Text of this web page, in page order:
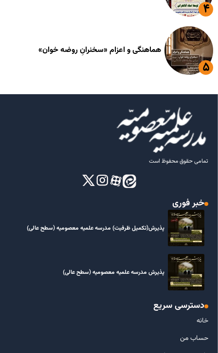
هماهنگی و اعزام «سخنرانِ روضه خوان»
تمامی حقوق محفوظ است
خبر فوری
پذیرش(تکمیل ظرفیت) مدرسه علمیه معصومیه‌ (سطح عالی)
پذیرش مدرسه علمیه معصومیه‌ (سطح عالی)
دسترسی سریع
خانه
حساب من